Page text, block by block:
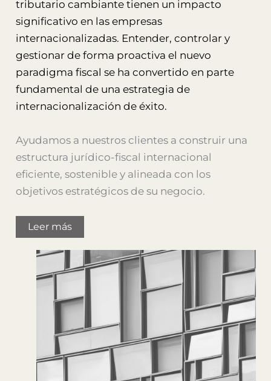
tributario cambiante tienen un impacto
significativo en las empresas
internacionalizadas. Entender, controlar y
gestionar de forma proactiva el nuevo
paradigma fiscal se ha convertido en parte
fundamental de una estrategia de
internacionalización de éxito.
Ayudamos a nuestros clientes a construir una
estructura jurídico-fiscal internacional
eficiente, sostenible y alineada con los
objetivos estratégicos de su negocio.
Leer más